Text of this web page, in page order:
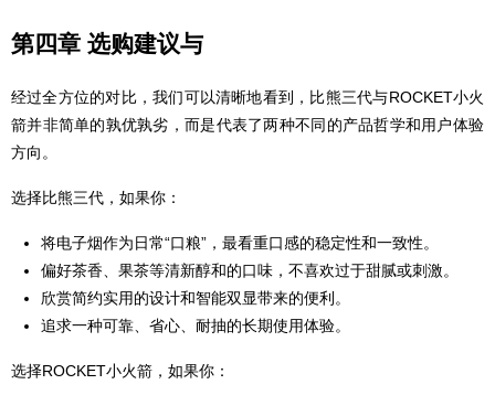
第四章 选购建议与
经过全方位的对比，我们可以清晰地看到，比熊三代与ROCKET小火
箭并非简单的孰优孰劣，而是代表了两种不同的产品哲学和用户体验
方向。
选择比熊三代，如果你：
将电子烟作为日常“口粮”，最看重口感的稳定性和一致性。
偏好茶香、果茶等清新醇和的口味，不喜欢过于甜腻或刺激。
欣赏简约实用的设计和智能双显带来的便利。
追求一种可靠、省心、耐抽的长期使用体验。
选择ROCKET小火箭，如果你：